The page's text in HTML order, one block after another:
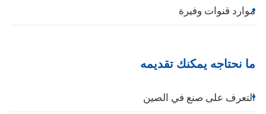
موارد قنوات وفيرة
ما نحتاجه يمكنك تقديمه
التعرف على صنع في الصين